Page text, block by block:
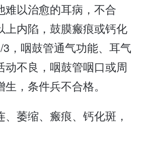
难以治愈的耳病，不合
上内陷，鼓膜瘢痕或钙化
，咽鼓管通气功能、耳气
动不良，咽鼓管咽口或周
，条件兵不合格。
萎缩、瘢痕、钙化斑，